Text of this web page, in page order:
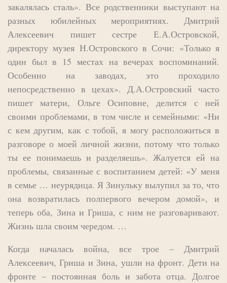
закалялась сталь». Все родственники выступают на
разных юбилейных мероприятиях. Дмитрий
Алексеевич пишет сестре Е.А.Островской,
директору музея Н.Островского в Сочи: «Только я
один был в 15 местах на вечерах воспоминаний.
Особенно на заводах, это проходило
непосредственно в цехах». Д.А.Островский часто
пишет матери, Ольге Осиповне, делится с ней
своими проблемами, в том числе и семейными: «Ни
с кем другим, как с тобой, я могу расположиться в
разговоре о моей личной жизни, потому что только
ты ее понимаешь и разделяешь». Жалуется ей на
проблемы, связанные с воспитанием детей: «У меня
в семье … неурядица. Я Зинульку вылупил за то, что
она возвратилась полпервого вечером домой», и
теперь оба, Зина и Гриша, с ним не разговаривают.
Жизнь шла своим чередом. …
Когда началась война, все трое – Дмитрий
Алексеевич, Гриша и Зина, ушли на фронт. Дети на
фронте – постоянная боль и забота отца. Долгое